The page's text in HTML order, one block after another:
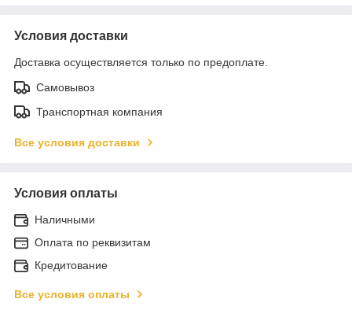
Условия доставки
Доставка осуществляется только по предоплате.
Самовывоз
Транспортная компания
Все условия доставки
Условия оплаты
Наличными
Оплата по реквизитам
Кредитование
Все условия оплаты